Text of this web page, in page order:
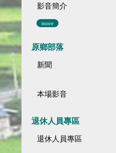
影音簡介
more
原鄉部落
新聞
本場影音
退休人員專區
退休人員專區